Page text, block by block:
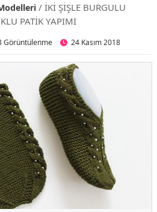
/ İKİ ŞİŞLE BURGULU
PATİK YAPIMI
Görüntülenme 24 Kasım 2018